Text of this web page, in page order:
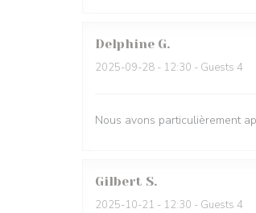
Delphine G
2025-09-28 - 12:30 - Guests 4
Nous avons particulièrement
Gilbert S
2025-10-21 - 12:30 - Guests 4